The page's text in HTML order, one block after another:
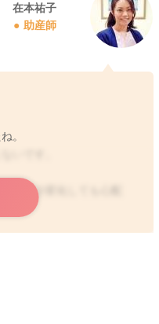
在本祐子
助産師
。
が多少変化しても心配
らかに授乳の回数より